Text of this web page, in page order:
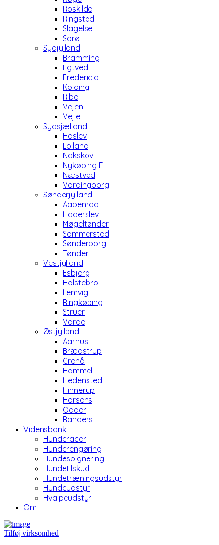
Roskilde
Ringsted
Slagelse
Sorø
Sydjylland
Bramming
Egtved
Fredericia
Kolding
Ribe
Vejen
Vejle
Sydsjælland
Haslev
Lolland
Nakskov
Nykøbing F
Næstved
Vordingborg
Sønderjylland
Aabenraa
Haderslev
Møgeltønder
Sommersted
Sønderborg
Tønder
Vestjylland
Esbjerg
Holstebro
Lemvig
Ringkøbing
Struer
Varde
Østjylland
Aarhus
Brædstrup
Grenå
Hammel
Hedensted
Hinnerup
Horsens
Odder
Randers
Vidensbank
Hunderacer
Hunderengøring
Hundesoignering
Hundetilskud
Hundetræningsudstyr
Hundeudstyr
Hvalpeudstyr
Om
Tilføj virksomhed